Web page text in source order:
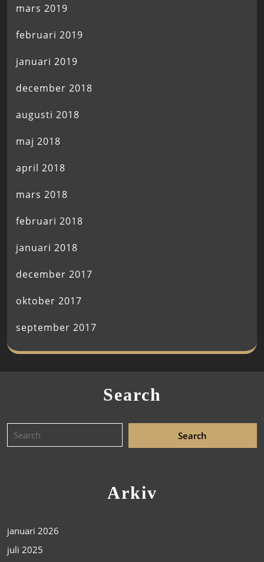
mars 2019
februari 2019
januari 2019
december 2018
augusti 2018
maj 2018
april 2018
mars 2018
februari 2018
januari 2018
december 2017
oktober 2017
september 2017
Search
Arkiv
januari 2026
juli 2025